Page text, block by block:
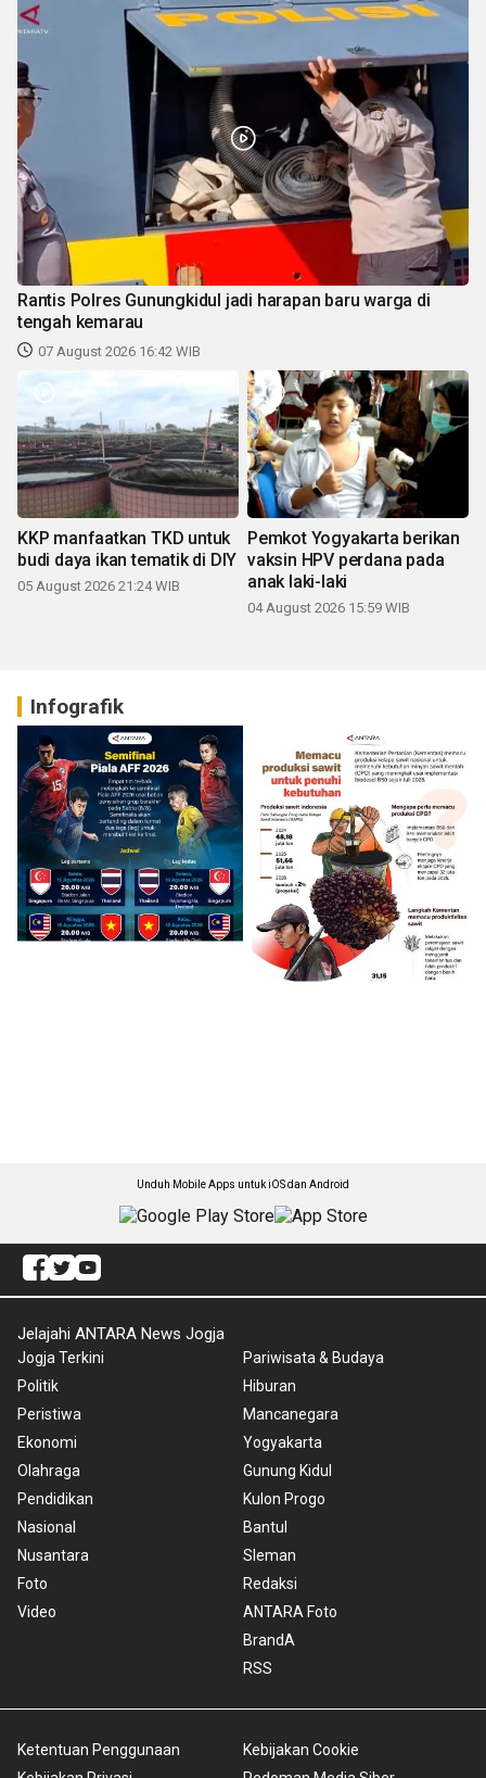
Rantis Polres Gunungkidul jadi harapan baru warga di
tengah kemarau
07 August 2026 16:42 WIB
KKP manfaatkan TKD untuk
budi daya ikan tematik di DIY
05 August 2026 21:24 WIB
Pemkot Yogyakarta berikan
vaksin HPV perdana pada
anak laki-laki
04 August 2026 15:59 WIB
Infografik
Unduh Mobile Apps untuk iOS dan Android
Jelajahi ANTARA News Jogja
Jogja Terkini
Politik
Peristiwa
Ekonomi
Olahraga
Pendidikan
Nasional
Nusantara
Foto
Video
Pariwisata & Budaya
Hiburan
Mancanegara
Yogyakarta
Gunung Kidul
Kulon Progo
Bantul
Sleman
Redaksi
ANTARA Foto
BrandA
RSS
Ketentuan Penggunaan
Kebijakan Cookie